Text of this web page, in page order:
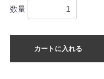
数量
カートに入れる